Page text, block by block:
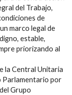
del Trabajo,
de
marco legal de
estable,
priorizando al
la Central Unitaria
Parlamentario por
Grupo